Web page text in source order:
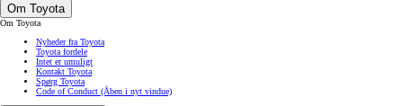
Om Toyota
Om Toyota
Nyheder fra Toyota
Toyota fordele
Intet er umuligt
Kontakt Toyota
Spørg Toyota
Code of Conduct (Åben i nyt vindue)